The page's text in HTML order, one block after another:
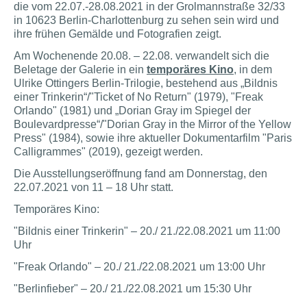
die vom 22.07.-28.08.2021 in der Grolmannstraße 32/33
in 10623 Berlin-Charlottenburg zu sehen sein wird und
ihre frühen Gemälde und Fotografien zeigt.
Am Wochenende 20.08. – 22.08. verwandelt sich die
Beletage der Galerie in ein temporäres Kino, in dem
Ulrike Ottingers Berlin-Trilogie, bestehend aus „Bildnis
einer Trinkerin“/"Ticket of No Return" (1979), "Freak
Orlando" (1981) und „Dorian Gray im Spiegel der
Boulevardpresse“/"Dorian Gray in the Mirror of the Yellow
Press" (1984), sowie ihre aktueller Dokumentarfilm "Paris
Calligrammes" (2019), gezeigt werden.
Die Ausstellungseröffnung fand am Donnerstag, den
22.07.2021 von 11 – 18 Uhr statt.
Temporäres Kino:
"Bildnis einer Trinkerin" – 20./ 21./22.08.2021 um 11:00
Uhr
"Freak Orlando" – 20./ 21./22.08.2021 um 13:00 Uhr
"Berlinfieber" – 20./ 21./22.08.2021 um 15:30 Uhr